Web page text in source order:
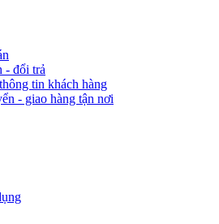
- đổi trả
tin khách hàng
- giao hàng tận nơi